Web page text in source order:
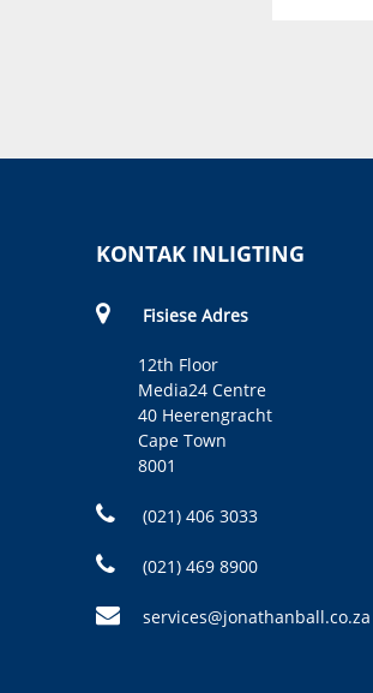
KONTAK INLIGTING
Fisiese Adres
12th Floor
Media24 Centre
40 Heerengracht
Cape Town
8001
(021) 406 3033
(021) 469 8900
services@jonathanball.co.za